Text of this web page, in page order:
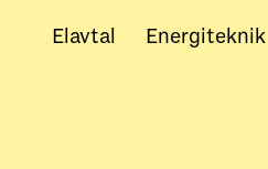
Elavtal Energiteknik